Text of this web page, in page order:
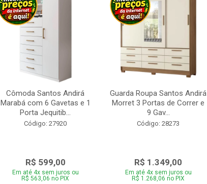
Cômoda Santos Andirá
Marabá com 6 Gavetas e 1
Porta Jequitib...
Código: 27920
R$ 599,00
Em até 4x sem juros ou
R$ 563,06 no PIX
Guarda Roupa Santos Andirá
Morret 3 Portas de Correr e
9 Gav...
Código: 28273
R$ 1.349,00
Em até 4x sem juros ou
R$ 1.268,06 no PIX